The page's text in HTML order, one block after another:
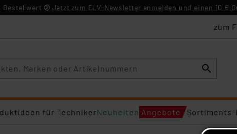
Bestellwert Jetzt zum ELV-Newsletter anmelden und einen 10 €
zum
für TechnikerNeuheiten Angebote Sortiments-